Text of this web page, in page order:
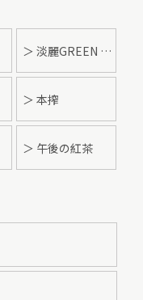
＞ 淡麗GREEN LABEL
＞ 本搾
＞ 午後の紅茶